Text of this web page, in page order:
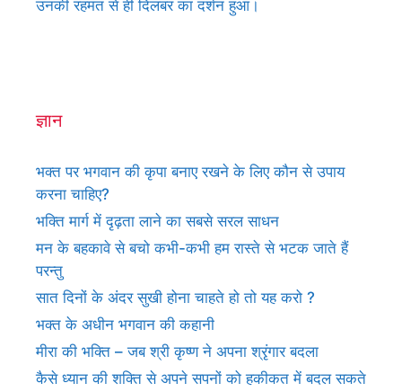
उनकी रहमत से ही दिलबर का दर्शन हुआ।
ज्ञान
भक्त पर भगवान की कृपा बनाए रखने के लिए कौन से उपाय
करना चाहिए?
भक्ति मार्ग में दृढ़ता लाने का सबसे सरल साधन
मन के बहकावे से बचो कभी-कभी हम रास्ते से भटक जाते हैं
परन्तु
सात दिनों के अंदर सुखी होना चाहते हो तो यह करो ?
भक्त के अधीन भगवान की कहानी
मीरा की भक्ति – जब श्री कृष्ण ने अपना श्रृंगार बदला
कैसे ध्यान की शक्ति से अपने सपनों को हकीकत में बदल सकते